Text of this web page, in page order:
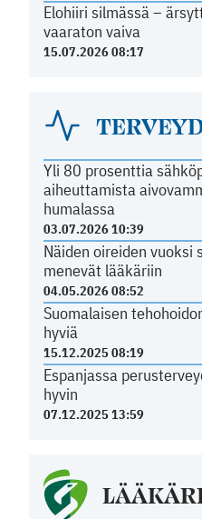
Elohiiri silmässä –
vaaraton vaiva
15.07.2026 08:17
Yli 80 prosenttia
aiheuttamista
humalassa
03.07.2026 10:39
Näiden oireiden vuoksi
menevät lääkäriin
04.05.2026 08:52
Suomalaisen
hyviä
15.12.2025 08:19
Espanjassa
hyvin
07.12.2025 13:59